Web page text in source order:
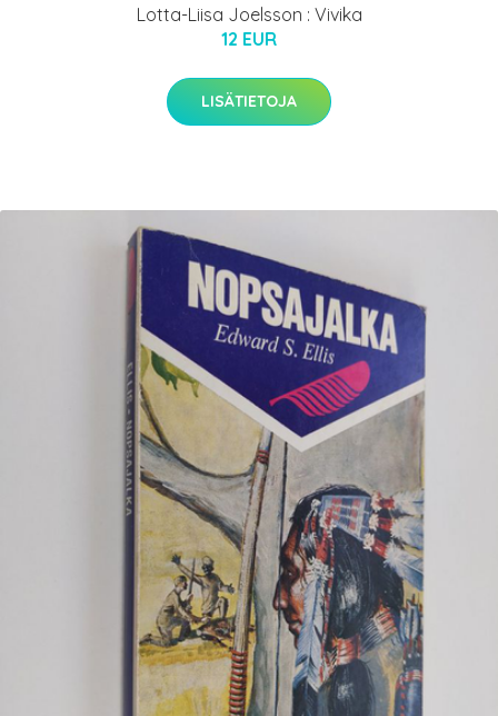
Lotta-Liisa Joelsson : Vivika
12 EUR
LISÄTIETOJA